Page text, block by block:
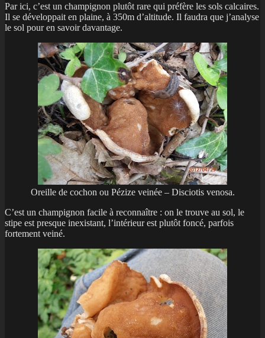
Par ici, c’est un champignon plutôt rare qui préfère les sols calcaires.
Il se développait en plaine, à 350m d’altitude. Il faudra que j’analyse
le sol pour en savoir davantage.
Oreille de cochon ou Pézize veinée – Disciotis venosa.
C’est un champignon facile à reconnaître : on le trouve au sol, le
stipe est presque inexistant, l’intérieur est plutôt foncé, parfois
fortement veiné.